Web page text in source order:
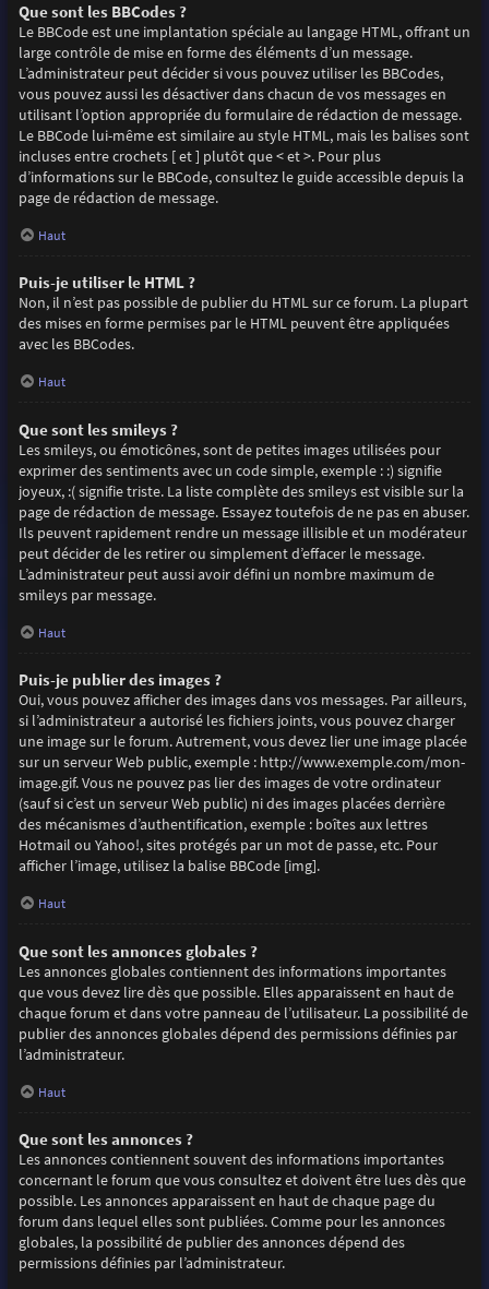
Que sont les BBCodes ?
Le BBCode est une implantation spéciale au langage HTML, offrant un
large contrôle de mise en forme des éléments d’un message.
L’administrateur peut décider si vous pouvez utiliser les BBCodes,
vous pouvez aussi les désactiver dans chacun de vos messages en
utilisant l’option appropriée du formulaire de rédaction de message.
Le BBCode lui-même est similaire au style HTML, mais les balises sont
incluses entre crochets [ et ] plutôt que < et >. Pour plus
d’informations sur le BBCode, consultez le guide accessible depuis la
page de rédaction de message.
Haut
Puis-je utiliser le HTML ?
Non, il n’est pas possible de publier du HTML sur ce forum. La plupart
des mises en forme permises par le HTML peuvent être appliquées
avec les BBCodes.
Haut
Que sont les smileys ?
Les smileys, ou émoticônes, sont de petites images utilisées pour
exprimer des sentiments avec un code simple, exemple : :) signifie
joyeux, :( signifie triste. La liste complète des smileys est visible sur la
page de rédaction de message. Essayez toutefois de ne pas en abuser.
Ils peuvent rapidement rendre un message illisible et un modérateur
peut décider de les retirer ou simplement d’effacer le message.
L’administrateur peut aussi avoir défini un nombre maximum de
smileys par message.
Haut
Puis-je publier des images ?
Oui, vous pouvez afficher des images dans vos messages. Par ailleurs,
si l’administrateur a autorisé les fichiers joints, vous pouvez charger
une image sur le forum. Autrement, vous devez lier une image placée
sur un serveur Web public, exemple : http://www.exemple.com/mon-
image.gif. Vous ne pouvez pas lier des images de votre ordinateur
(sauf si c’est un serveur Web public) ni des images placées derrière
des mécanismes d’authentification, exemple : boîtes aux lettres
Hotmail ou Yahoo!, sites protégés par un mot de passe, etc. Pour
afficher l’image, utilisez la balise BBCode [img].
Haut
Que sont les annonces globales ?
Les annonces globales contiennent des informations importantes
que vous devez lire dès que possible. Elles apparaissent en haut de
chaque forum et dans votre panneau de l’utilisateur. La possibilité de
publier des annonces globales dépend des permissions définies par
l’administrateur.
Haut
Que sont les annonces ?
Les annonces contiennent souvent des informations importantes
concernant le forum que vous consultez et doivent être lues dès que
possible. Les annonces apparaissent en haut de chaque page du
forum dans lequel elles sont publiées. Comme pour les annonces
globales, la possibilité de publier des annonces dépend des
permissions définies par l’administrateur.